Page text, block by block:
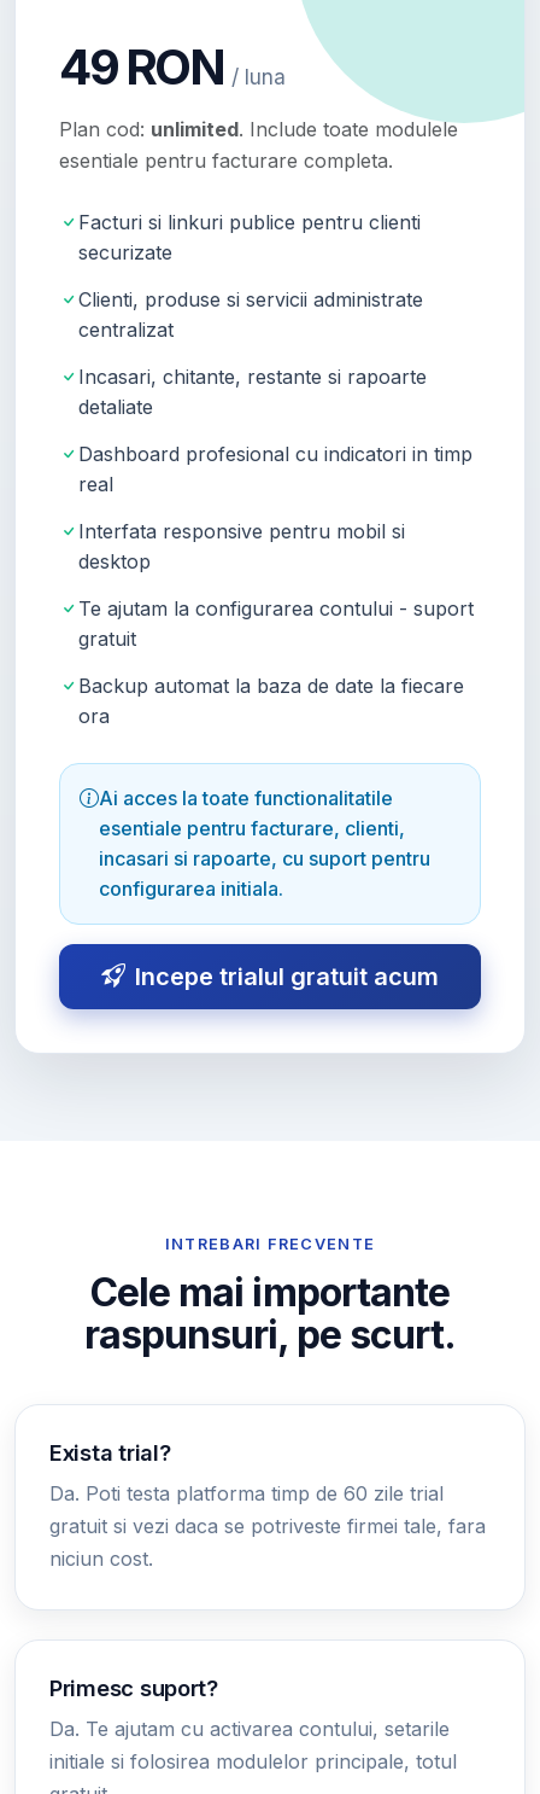
49 RON / luna
Plan cod: unlimited. Include toate modulele
esentiale pentru facturare completa.
Facturi si linkuri publice pentru clienti
securizate
Clienti, produse si servicii administrate
centralizat
Incasari, chitante, restante si rapoarte
detaliate
Dashboard profesional cu indicatori in timp
real
Interfata responsive pentru mobil si
desktop
Te ajutam la configurarea contului - suport
gratuit
Backup automat la baza de date la fiecare
ora
Ai acces la toate functionalitatile
esentiale pentru facturare, clienti,
incasari si rapoarte, cu suport pentru
configurarea initiala.
Incepe trialul gratuit acum
INTREBARI FRECVENTE
Cele mai importante
raspunsuri, pe scurt.
Exista trial?
Da. Poti testa platforma timp de 60 zile trial
gratuit si vezi daca se potriveste firmei tale, fara
niciun cost.
Primesc suport?
Da. Te ajutam cu activarea contului, setarile
initiale si folosirea modulelor principale, totul